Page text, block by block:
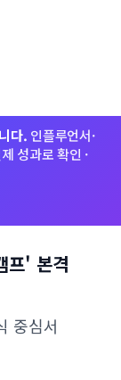
다. 인플루언서·
성과로 확인 ·
프' 본격
중심서